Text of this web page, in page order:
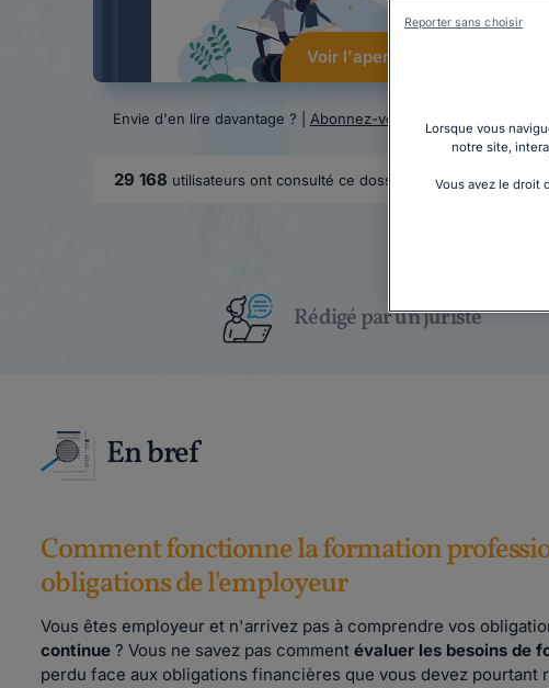
Voir l'aperçu
Envie d'en lire davantage ? | Abonnez-vous
29 168 utilisateurs ont consulté ce dossier
Rédigé par un juriste
En bref
Comment fonctionne la formation
obligations de l'employeur
Vous êtes employeur et n'arrivez pas à comprendre vos
continue ? Vous ne savez pas comment évaluer les besoins de
perdu face aux obligations financières que vous devez pourtant
Lorsque vous
notre site,
Vous avez le droit
Reporter sans choisir